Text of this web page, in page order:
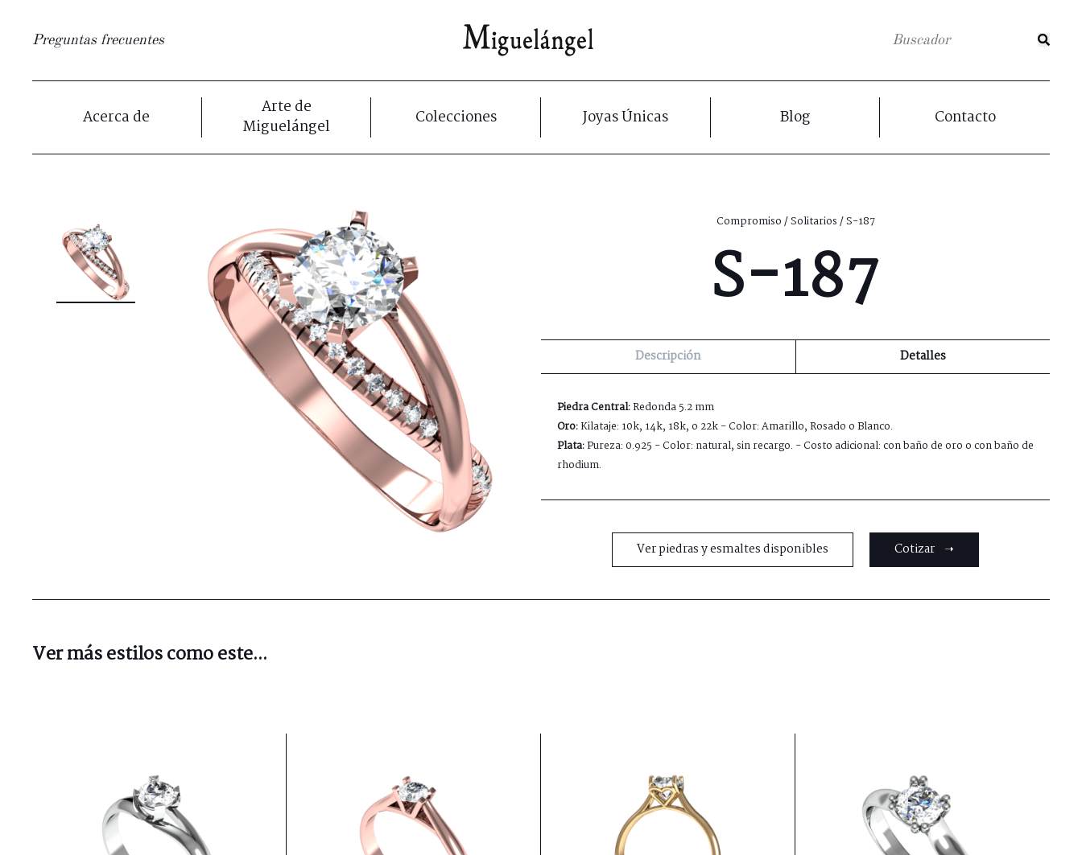
Preguntas frecuentes
Acerca de
Arte de
Miguelángel
Colecciones Joyas Únicas Blog Contacto
Compromiso/Solitarios/ S-187
S-187
Descripción Detalles
Piedra Central:Redonda 5.2 mm
Oro:Kilataje: 10k, 14k, 18k, o 22k - Color: Amarillo, Rosado o Blanco.
Plata:Pureza: 0.925 - Color: natural, sin recargo. - Costo adicional: con baño de oro o con baño de
rhodium.
Ver piedras y esmaltes disponibles Cotizar ➝
Ver más estilos como este...